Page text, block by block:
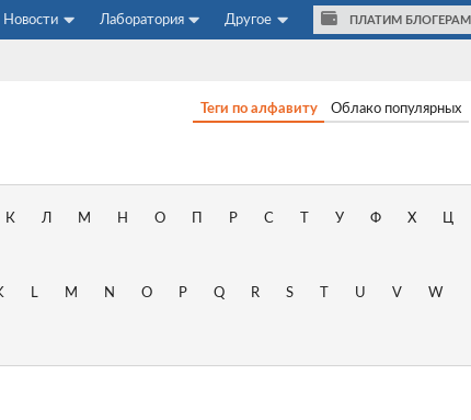
Новости Лаборатория Другое ПЛАТИМ БЛОГЕРАМ
Теги по алфавиту Облако популярных
К Л М Н О Р С У Ф Х Ц
L M N O P Q R S U V W